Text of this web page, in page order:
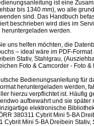
ist eine
bis 1340 mm), wo alle
sind. Das Handbuch
beschrieben wird dies im
heruntergeladen werden.
uns helfen möchten, die
– ideal wäre im PDF-
Stativ, Stahlgrau,
Foto & Camcorder - Foto
Bedienungsanleitung für
heruntergeladen werden,
hierzu verpflichtet ist. Häufig
aufbewahrt und sie später
elektronische
380311 Cybrit Mini 5-BA
Cybrit Mini 5-BA Dreibein